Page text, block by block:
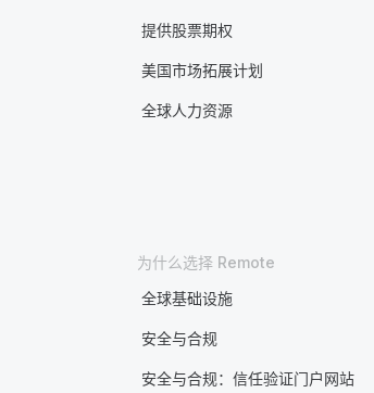
提供股票期权
美国市场拓展计划
全球人力资源
为什么选择 Remote
全球基础设施
安全与合规
安全与合规：信任验证门户网站